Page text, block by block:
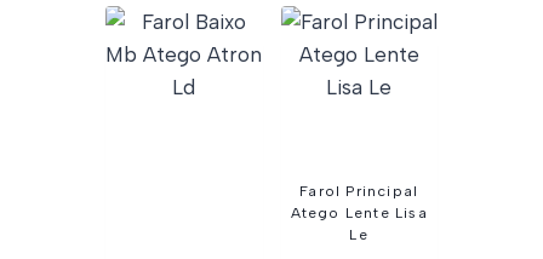
Farol Principal
Atego Lente Lisa
Le